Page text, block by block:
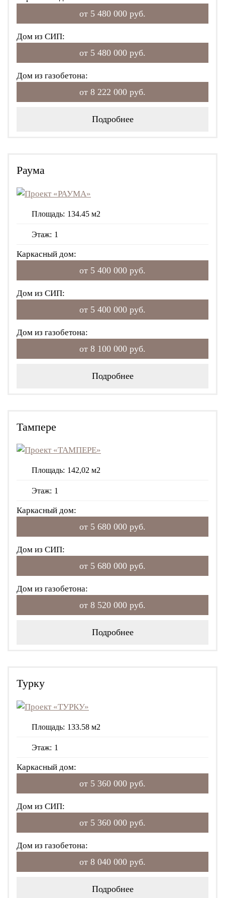
от 5 480 000 руб.
Дом из СИП:
от 5 480 000 руб.
Дом из газобетона:
от 8 222 000 руб.
Подробнее
Раума
Площадь: 134.45 м2
Этаж: 1
Каркасный дом:
от 5 400 000 руб.
Дом из СИП:
от 5 400 000 руб.
Дом из газобетона:
от 8 100 000 руб.
Подробнее
Тампере
Площадь: 142,02 м2
Этаж: 1
Каркасный дом:
от 5 680 000 руб.
Дом из СИП:
от 5 680 000 руб.
Дом из газобетона:
от 8 520 000 руб.
Подробнее
Турку
Площадь: 133.58 м2
Этаж: 1
Каркасный дом:
от 5 360 000 руб.
Дом из СИП:
от 5 360 000 руб.
Дом из газобетона:
от 8 040 000 руб.
Подробнее